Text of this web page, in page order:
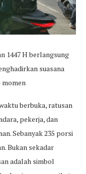
1447 H berlangsung
suasana
momen
berbuka, ratusan
pekerja, dan
Sebanyak 235 porsi
Bukan sekadar
adalah simbol